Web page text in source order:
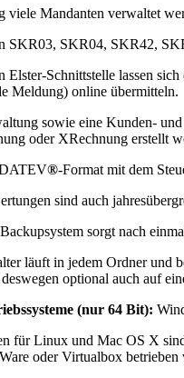
viele Mandanten verwaltet
SKR03, SKR04, SKR42,
Elster-Schnittstelle lassen
Meldung) online übermitteln.
sowie eine Kunden-
oder XRechnung erstellt
®-Format mit dem
sind auch
sorgt nach
läuft in jedem Ordner und
optional auch auf
(nur 64 Bit):
für Linux und Mac OS X
oder Virtualbox betrieben